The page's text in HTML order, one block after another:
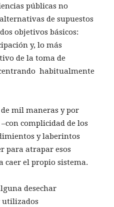
públicas no
de supuestos
objetivos básicos:
y, lo más
de la toma de
habitualmente
mil maneras y por
complicidad de los
y laberintos
para atrapar esos
caer el propio sistema.
desechar
utilizados